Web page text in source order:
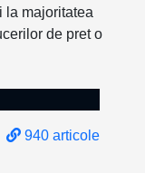
la majoritatea
de pret o
940 articole